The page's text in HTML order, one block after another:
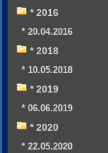
* 2016
* 20.04.2016
* 2018
* 10.05.2018
* 2019
* 06.06.2019
* 2020
* 22.05.2020